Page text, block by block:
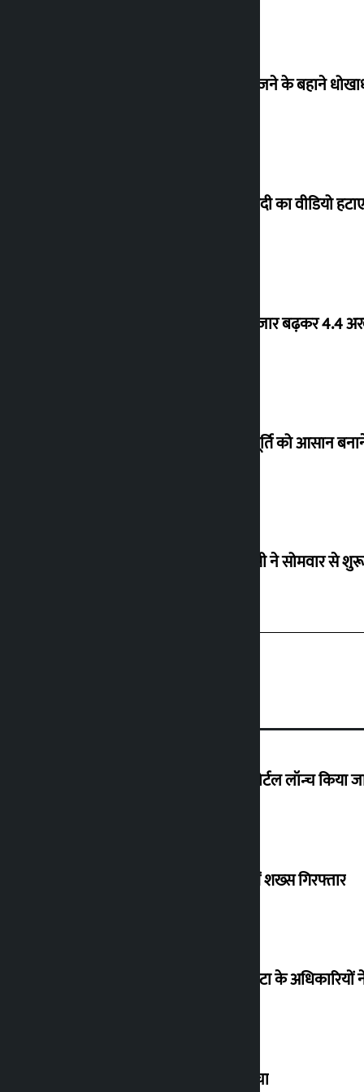
ब्रिटेन भेजने के बहाने
पीएम मोदी का वीडियो
शेयर बाजार बढ़कर 4.4
गैस आपूर्ति को आसान
आरएसपी ने सोमवार से
प्रवासी श्रमिकों के लिए नया टेलीमेडिसिन पोर्टल लॉन्च किया
ब्रिटेन भेजने के बहाने धोखाधड़ी के आरोप में शख्स गिरफ्तार
पीएम मोदी का वीडियो हटाए जाने के बाद मेटा के
शेयर बाजार बढ़कर 4.4 अरब रुपये पर पहुंचा